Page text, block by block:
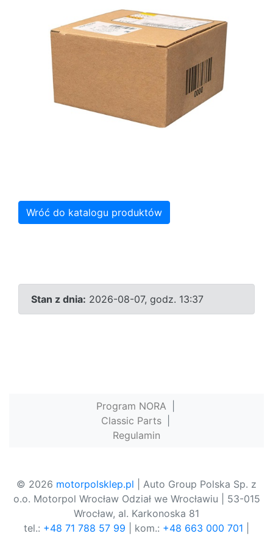
Wróć do katalogu produktów
Stan z dnia: 2026-08-07, godz. 13:37
Program NORA
Classic Parts
Regulamin
© 2026 motorpolsklep.pl | Auto Group Polska Sp. z
o.o. Motorpol Wrocław Odział we Wrocławiu | 53-015
Wrocław, al. Karkonoska 81
tel.: +48 71 788 57 99 | kom.: +48 663 000 701